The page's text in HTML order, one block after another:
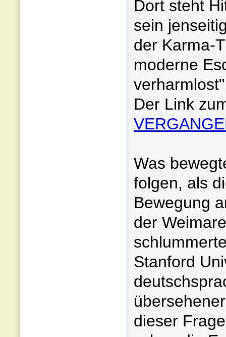
Dort steht
sein
der Karma-
moderne
Der Link
Was
folgen, als
Bewegung
der
Stanford
dieser